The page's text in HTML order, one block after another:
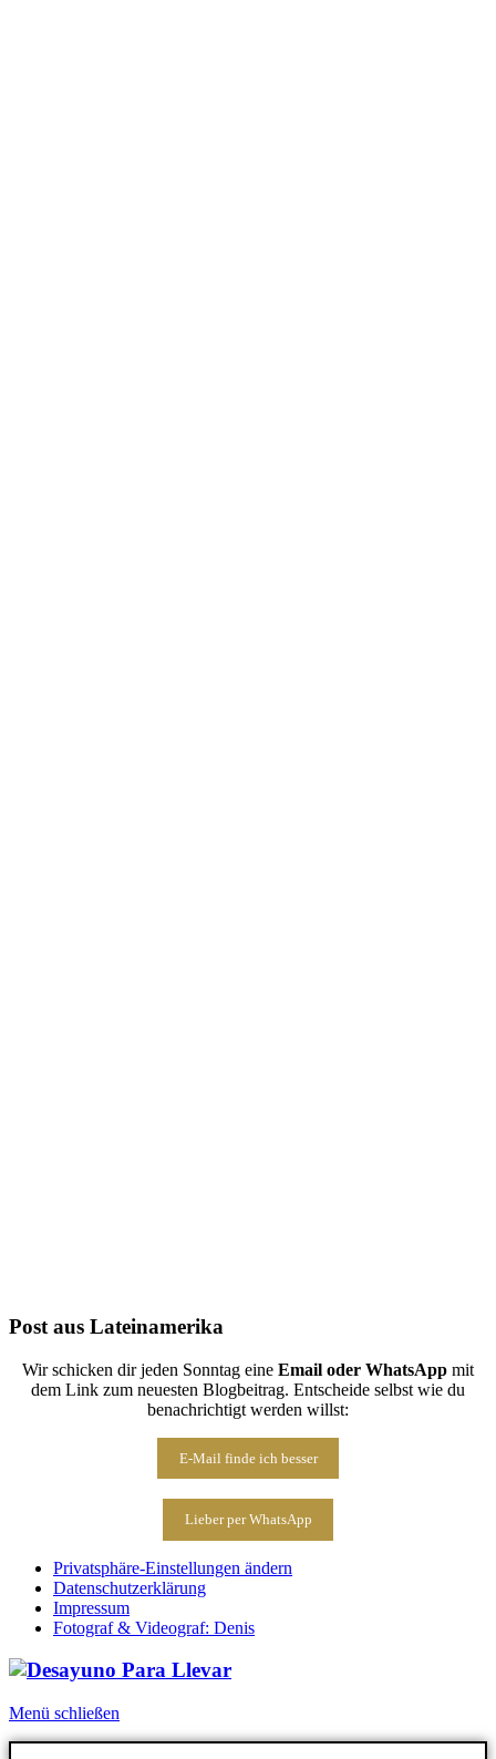
Post aus Lateinamerika
Wir schicken dir jeden Sonntag eine Email oder WhatsApp mit
dem Link zum neuesten Blogbeitrag. Entscheide selbst wie du
benachrichtigt werden willst:
E-Mail finde ich besser
Lieber per WhatsApp
Privatsphäre-Einstellungen ändern
Datenschutzerklärung
Impressum
Fotograf & Videograf: Denis
Menü schließen